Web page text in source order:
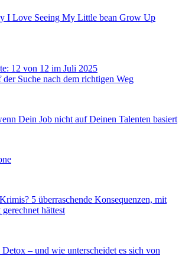
I Love Seeing My Little bean Grow Up
12 von 12 im Juli 2025
Suche nach dem richtigen Weg
Dein Job nicht auf Deinen Talenten basiert
5 überraschende Konsequenzen, mit
hättest
– und wie unterscheidet es sich von